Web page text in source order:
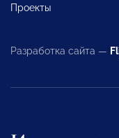
Проекты
Разработка сайта —